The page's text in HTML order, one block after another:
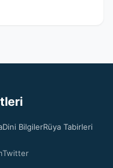
Dini BilgilerRüya Tabirleri
Twitter